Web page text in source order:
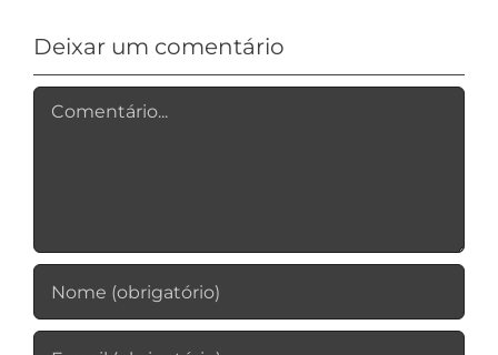
Deixar um comentário
Comentário